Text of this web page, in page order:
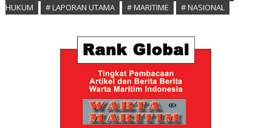
HUKUM
# LAPORAN UTAMA # MARITIME # NASIONAL